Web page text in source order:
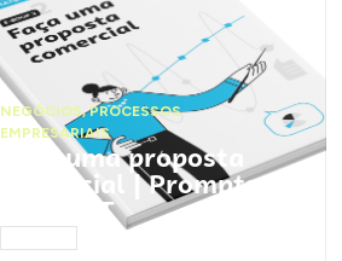
NEGÓCIOS,PROCESSOS
EMPRESARIAIS
Faça uma proposta
comercial | Prompts
ChatGPT